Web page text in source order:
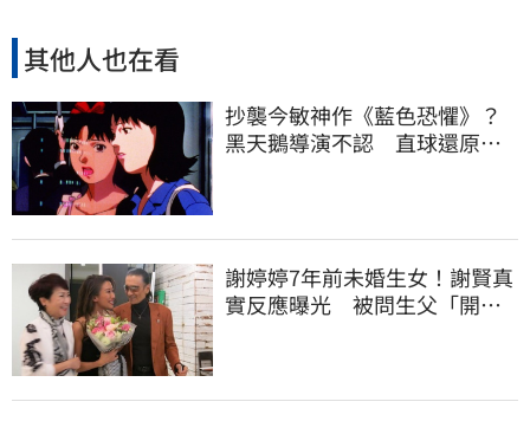
其他人也在看
抄襲今敏神作《藍色恐懼》？
黑天鵝導演不認 直球還原真
謝婷婷7年前未婚生女！謝賢真
實反應曝光 被問生父「開明